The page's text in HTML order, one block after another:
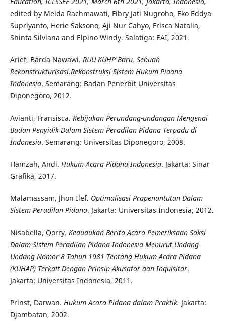
edited by Meida Rachmawati, Fibry Jati Nugroho, Eko Eddya
Supriyanto, Herie Saksono, Aji Nur Cahyo, Frisca Natalia,
Shinta Silviana and Elpino Windy. Salatiga: EAI, 2021.
Arief, Barda Nawawi. RUU KUHP Baru, Sebuah
Rekonstrukturisasi.Rekonstruksi Sistem Hukum Pidana
Indonesia. Semarang: Badan Penerbit Universitas
Diponegoro, 2012.
Avianti, Fransisca. Kebijakan Perundang-undangan Mengenai
Badan Penyidik Dalam Sistem Peradilan Pidana Terpadu di
Indonesia. Semarang: Universitas Diponegoro, 2008.
Hamzah, Andi. Hukum Acara Pidana Indonesia. Jakarta: Sinar
Grafika, 2017.
Malamassam, Jhon Ilef. Optimalisasi Prapenuntutan Dalam
Sistem Peradilan Pidana. Jakarta: Universitas Indonesia, 2012.
Nisabella, Qorry. Kedudukan Berita Acara Pemeriksaan Saksi
Dalam Sistem Peradilan Pidana Indonesia Menurut Undang-
Undang Nomor 8 Tahun 1981 Tentang Hukum Acara Pidana
(KUHAP) Terkait Dengan Prinsip Akusator dan Inquisitor.
Jakarta: Universitas Indonesia, 2011.
Prinst, Darwan. Hukum Acara Pidana dalam Praktik. Jakarta:
Djambatan, 2002.